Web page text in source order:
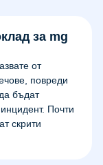
за mg
от
повреди
бъдат
Почти
скрити